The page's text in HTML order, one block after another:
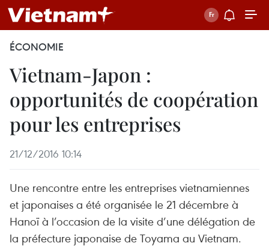
ÉCONOMIE
Vietnam-Japon :
opportunités de coopération
pour les entreprises
21/12/2016 10:14
Une rencontre entre les entreprises vietnamiennes
et japonaises a été organisée le 21 décembre à
Hanoï à l’occasion de la visite d’une délégation de
la préfecture japonaise de Toyama au Vietnam.